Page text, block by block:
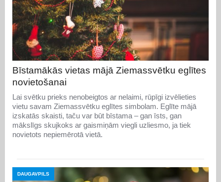
Bīstamākās vietas mājā Ziemassvētku eglītes
novietošanai
Lai svētku prieks nenobeigtos ar nelaimi, rūpīgi izvēlieties
vietu savam Ziemassvētku eglītes simbolam. Eglīte mājā
izskatās skaisti, taču var būt bīstama – gan īsts, gan
mākslīgs skujkoks ar gaismiņām viegli uzliesmo, ja tiek
novietots nepiemērotā vietā.
DAUGAVPILS